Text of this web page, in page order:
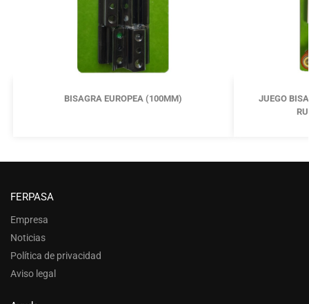
BISAGRA EUROPEA (100MM)
JUEGO
FERPASA
Empresa
Noticias
Política de privacidad
Aviso legal